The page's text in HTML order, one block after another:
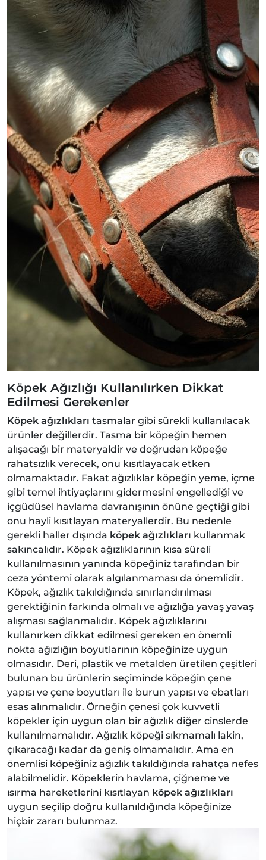
Köpek Ağızlığı Kullanılırken Dikkat
Edilmesi Gerekenler
Köpek ağızlıkları tasmalar gibi sürekli kullanılacak
ürünler değillerdir. Tasma bir köpeğin hemen
alışacağı bir materyaldir ve doğrudan köpeğe
rahatsızlık verecek, onu kısıtlayacak etken
olmamaktadır. Fakat ağızlıklar köpeğin yeme, içme
gibi temel ihtiyaçlarını gidermesini engellediği ve
içgüdüsel havlama davranışının önüne geçtiği gibi
onu hayli kısıtlayan materyallerdir. Bu nedenle
gerekli haller dışında köpek ağızlıkları kullanmak
sakıncalıdır. Köpek ağızlıklarının kısa süreli
kullanılmasının yanında köpeğiniz tarafından bir
ceza yöntemi olarak algılanmaması da önemlidir.
Köpek, ağızlık takıldığında sınırlandırılması
gerektiğinin farkında olmalı ve ağızlığa yavaş yavaş
alışması sağlanmalıdır. Köpek ağızlıklarını
kullanırken dikkat edilmesi gereken en önemli
nokta ağızlığın boyutlarının köpeğinize uygun
olmasıdır. Deri, plastik ve metalden üretilen çeşitleri
bulunan bu ürünlerin seçiminde köpeğin çene
yapısı ve çene boyutları ile burun yapısı ve ebatları
esas alınmalıdır. Örneğin çenesi çok kuvvetli
köpekler için uygun olan bir ağızlık diğer cinslerde
kullanılmamalıdır. Ağızlık köpeği sıkmamalı lakin,
çıkaracağı kadar da geniş olmamalıdır. Ama en
önemlisi köpeğiniz ağızlık takıldığında rahatça nefes
alabilmelidir. Köpeklerin havlama, çiğneme ve
ısırma hareketlerini kısıtlayan köpek ağızlıkları
uygun seçilip doğru kullanıldığında köpeğinize
hiçbir zararı bulunmaz.